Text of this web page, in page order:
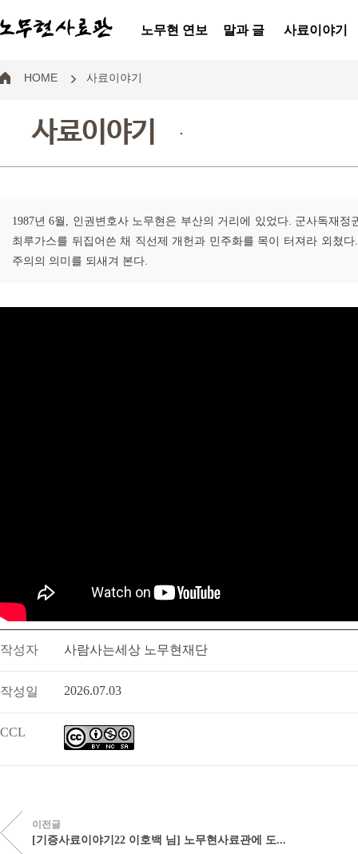
노무현 연보 말과 글 사료이야기
HOME 사료이야기
사료이야기 .
1987년 6월, 인권변호사 노무현은 부산의 거리에 있었다. 군사독재
최루가스를 뒤집어쓴 채 직선제 개헌과 민주화를 목이 터져라 외쳤
주의의 의미를 되새겨 본다.
작성자 사람사는세상 노무현재단
작성일 2026.07.03
CCL
이전글
[기증사료이야기22 이호백 님] 노무현사료관에 도...